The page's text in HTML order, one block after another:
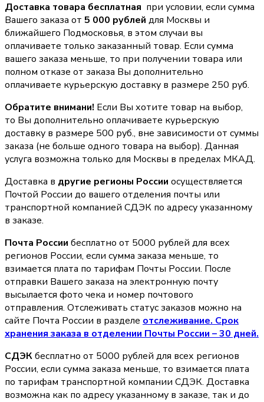
Доставка товара бесплатная при условии, если сумма
Вашего заказа от 5 000 рублей для Москвы и
ближайшего Подмосковья, в этом случаи вы
оплачиваете только заказанный товар. Если сумма
вашего заказа меньше, то при получении товара или
полном отказе от заказа Вы дополнительно
оплачиваете курьерскую доставку в размере 250 руб.
Обратите внимани! Если Вы хотите товар на выбор,
то Вы дополнительно оплачиваете курьерскую
доставку в размере 500 руб., вне зависимости от суммы
заказа (не больше одного товара на выбор). Данная
услуга возможна только для Москвы в пределах МКАД.
Доставка в другие регионы России осуществляется
Почтой России до вашего отделения почты или
транспортной компанией СДЭК по адресу указанному
в заказе.
Почта России бесплатно от 5000 рублей для всех
регионов России, если сумма заказа меньше, то
взимается плата по тарифам Почты России. После
отправки Вашего заказа на электронную почту
высылается фото чека и номер почтового
отправления. Отслеживать статус заказов можно на
сайте Почта России в разделе oтслеживание. Срок
хранения заказа в отделении Почты России – 30 дней.
СДЭКбесплатно от 5000 рублей для всех регионов
России, если сумма заказа меньше, то взимается плата
по тарифам транспортной компании СДЭК. Доставка
возможна как по адресу указанному в заказе, так и до